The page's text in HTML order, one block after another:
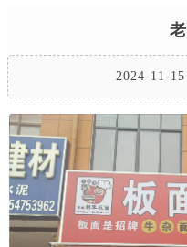
2024-11-